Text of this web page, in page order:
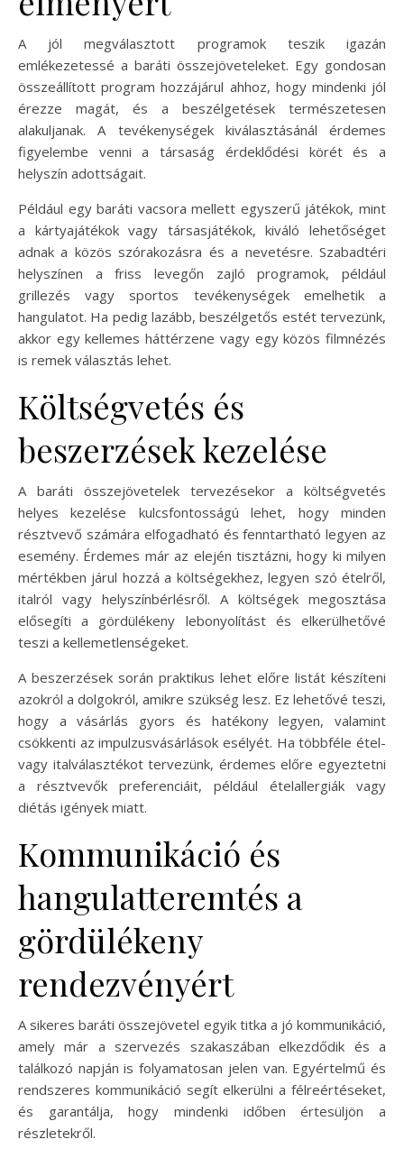
A jól megválasztott programok teszik igazán
emlékezetessé a baráti összejöveteleket. Egy gondosan
összeállított program hozzájárul ahhoz, hogy mindenki jól
érezze magát, és a beszélgetések természetesen
alakuljanak. A tevékenységek kiválasztásánál érdemes
figyelembe venni a társaság érdeklődési körét és a
helyszín adottságait.
Például egy baráti vacsora mellett egyszerű játékok, mint
a kártyajátékok vagy társasjátékok, kiváló lehetőséget
adnak a közös szórakozásra és a nevetésre. Szabadtéri
helyszínen a friss levegőn zajló programok, például
grillezés vagy sportos tevékenységek emelhetik a
hangulatot. Ha pedig lazább, beszélgetős estét tervezünk,
akkor egy kellemes háttérzene vagy egy közös filmnézés
is remek választás lehet.
Költségvetés és
beszerzések kezelése
A baráti összejövetelek tervezésekor a költségvetés
helyes kezelése kulcsfontosságú lehet, hogy minden
résztvevő számára elfogadható és fenntartható legyen az
esemény. Érdemes már az elején tisztázni, hogy ki milyen
mértékben járul hozzá a költségekhez, legyen szó ételről,
italról vagy helyszínbérlésről. A költségek megosztása
elősegíti a gördülékeny lebonyolítást és elkerülhetővé
teszi a kellemetlenségeket.
A beszerzések során praktikus lehet előre listát készíteni
azokról a dolgokról, amikre szükség lesz. Ez lehetővé teszi,
hogy a vásárlás gyors és hatékony legyen, valamint
csökkenti az impulzusvásárlások esélyét. Ha többféle étel-
vagy italválasztékot tervezünk, érdemes előre egyeztetni
a résztvevők preferenciáit, például ételallergiák vagy
diétás igények miatt.
Kommunikáció és
hangulatteremtés a
gördülékeny
rendezvényért
A sikeres baráti összejövetel egyik titka a jó kommunikáció,
amely már a szervezés szakaszában elkezdődik és a
találkozó napján is folyamatosan jelen van. Egyértelmű és
rendszeres kommunikáció segít elkerülni a félreértéseket,
és garantálja, hogy mindenki időben értesüljön a
részletekről.